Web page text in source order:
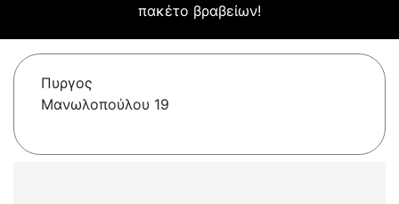
πακέτο βραβείων!
Πυργος
Μανωλοπούλου 19